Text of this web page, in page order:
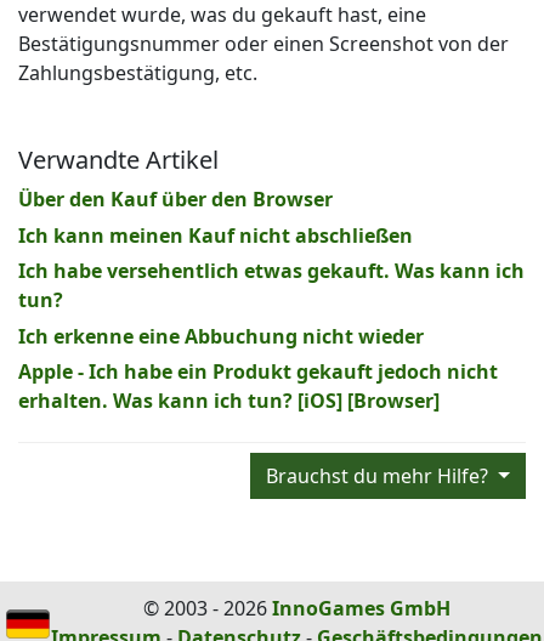
verwendet wurde, was du gekauft hast, eine
Bestätigungsnummer oder einen Screenshot von der
Zahlungsbestätigung, etc.
Verwandte Artikel
Über den Kauf über den Browser
Ich kann meinen Kauf nicht abschließen
Ich habe versehentlich etwas gekauft. Was kann ich
tun?
Ich erkenne eine Abbuchung nicht wieder
Apple - Ich habe ein Produkt gekauft jedoch nicht
erhalten. Was kann ich tun? [iOS] [Browser]
Brauchst du mehr Hilfe?
© 2003 - 2026InnoGames GmbH